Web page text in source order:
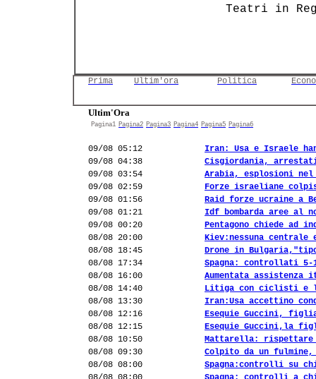
Teatri in
Prima Ultim'ora Politica
Ultim'Ora
Pagina1 Pagina2 Pagina3 Pagina4 Pagina5 Pagina6
09/08 05:12
Iran: Usa e Israele
09/08 04:38
Cisgiordania,
09/08 03:54
Arabia, esplosioni nel
09/08 02:59
Forze israeliane
09/08 01:56
Raid forze ucraine a
09/08 01:21
Idf bombarda aree al
09/08 00:20
Pentagono chiede ad
08/08 20:00
Kiev:nessuna
08/08 18:45
Drone in
08/08 17:34
Spagna: controllati 5-
08/08 16:00
Aumentata assistenza
08/08 14:40
Litiga con ciclisti
08/08 13:30
Iran:Usa accettino
08/08 12:16
Esequie Guccini,
08/08 12:15
Esequie Guccini,la
08/08 10:50
Mattarella:
08/08 09:30
Colpito da un fulmine,
08/08 08:00
Spagna:controlli su